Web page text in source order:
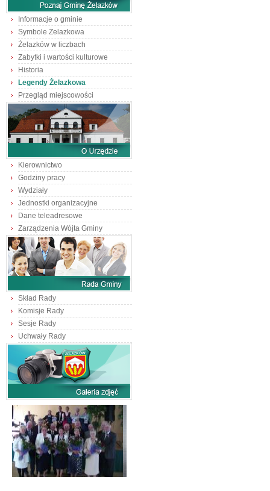
Informacje o gminie
Symbole Żelazkowa
Żelazków w liczbach
Zabytki i wartości kulturowe
Historia
Legendy Żelazkowa
Przegląd miejscowości
Kierownictwo
Godziny pracy
Wydziały
Jednostki organizacyjne
Dane teleadresowe
Zarządzenia Wójta Gminy
Skład Rady
Komisje Rady
Sesje Rady
Uchwały Rady